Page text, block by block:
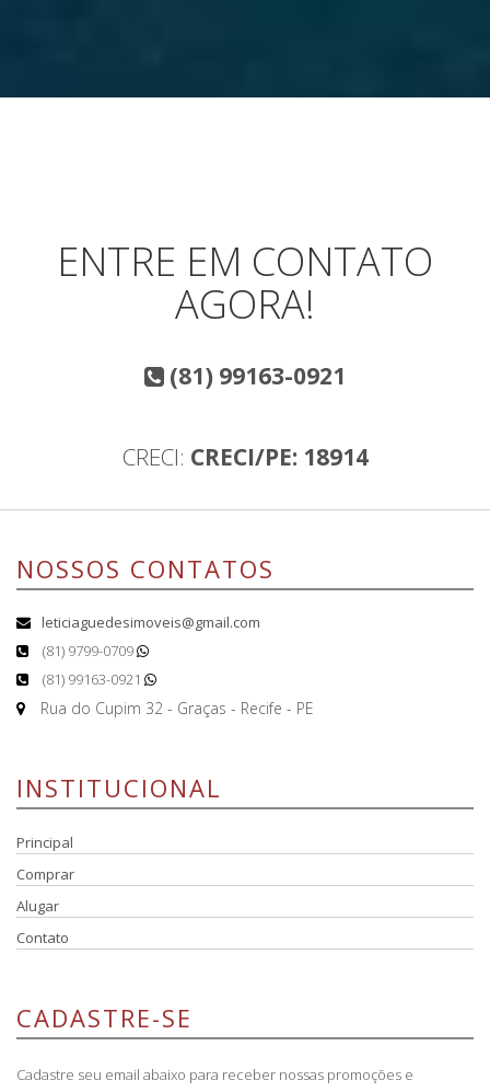
ENTRE EM CONTATO
AGORA!
(81) 99163-0921
CRECI: CRECI/PE: 18914
NOSSOS CONTATOS
leticiaguedesimoveis@gmail.com
(81) 9799-0709
(81) 99163-0921
Rua do Cupim 32 - Graças - Recife - PE
INSTITUCIONAL
Principal
Comprar
Alugar
Contato
CADASTRE-SE
Cadastre seu email abaixo para receber nossas promoções e